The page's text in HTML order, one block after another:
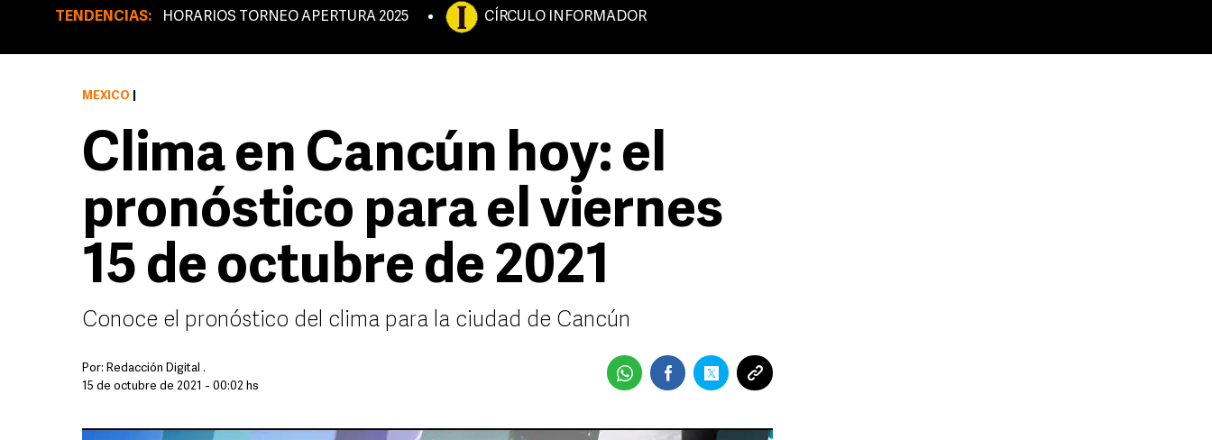
TENDENCIAS: HORARIOS TORNEO APERTURA 2025 CÍRCULO INFORMADOR
MÉXICO
Clima en Cancún hoy: el
pronóstico para el viernes
15 de octubre de 2021
Conoce el pronóstico del clima para la ciudad de Cancún
Por: Redacción Digital .
15 de octubre de 2021 - 00:02 hs